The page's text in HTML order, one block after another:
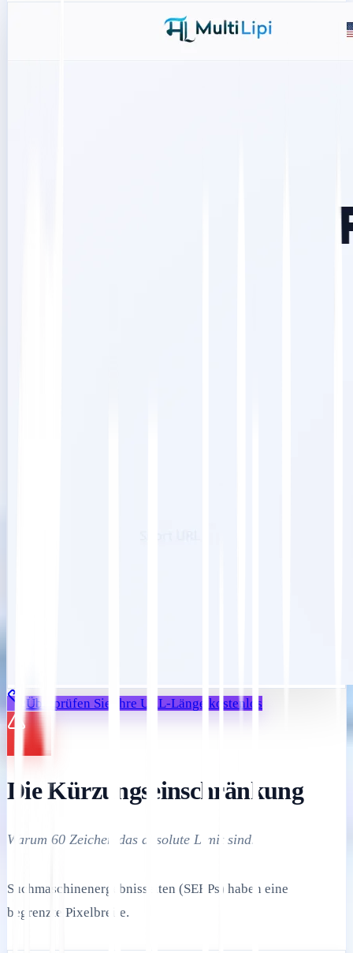
Überprüfen Sie Ihre URL-Länge kostenlos
Die Kürzungseinschränkung
Warum 60 Zeichen das absolute Limit sind.
Suchmaschinenergebnisseiten (SERPs) haben eine
begrenzte Pixelbreite.